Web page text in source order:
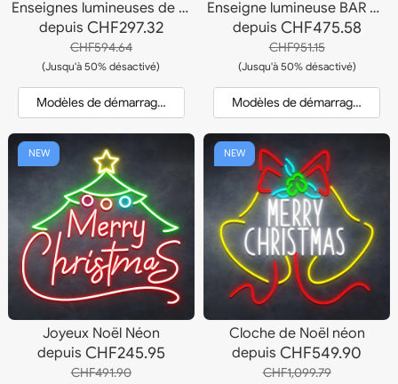
Enseignes lumineuses de tasses à café
depuis CHF297.32
CHF594.64
(Jusqu'à 50% désactivé)
Modèles de démarrage et devis
Enseigne lumineuse BAR À Cocktails
depuis CHF475.58
CHF951.15
(Jusqu'à 50% désactivé)
Modèles de démarrage et
NEW
Joyeux Noël Néon
depuis CHF245.95
CHF491.90
NEW
Cloche de Noël néon
depuisCHF549.90
CHF1,099.79